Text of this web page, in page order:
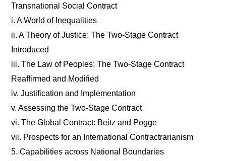
Transnational Social Contract
i. A World of Inequalities
ii. A Theory of Justice: The Two-Stage Contract
Introduced
iii. The Law of Peoples: The Two-Stage Contract
Reaffirmed and Modified
iv. Justification and Implementation
v. Assessing the Two-Stage Contract
vi. The Global Contract: Beitz and Pogge
vii. Prospects for an International Contractrarianism
5. Capabilities across National Boundaries